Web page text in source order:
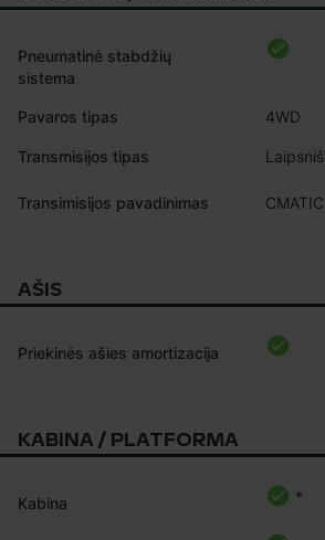
Pneumatinė stabdžių
sistema
Pavaros tipas 4WD
Transmisijos tipas
Transimisijos pavadinimas CMATIC
AŠIS
Priekinės ašies amortizacija
KABINA / PLATFORMA
Kabina *